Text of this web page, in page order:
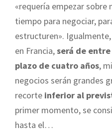
«requería empezar sobre
tiempo para negociar,
estructuren».
en Francia,será de
plazo de cuatro años,
negocios serán grandes
recorte inferior al
primer momento, se
hasta el…